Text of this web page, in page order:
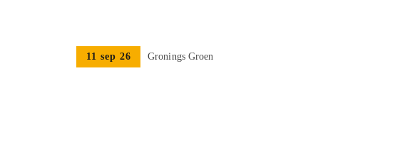
11 sep 26 Gronings Groen